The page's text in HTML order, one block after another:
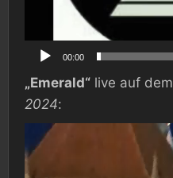
00:00
„Emerald“ live auf dem
2024:
Video-
Player